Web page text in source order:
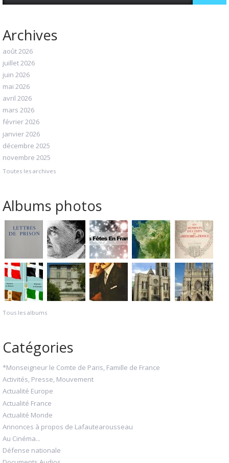
Archives
août 2026
juillet 2026
juin 2026
mai 2026
avril 2026
mars 2026
février 2026
janvier 2026
décembre 2025
novembre 2025
Toutes les archives
Albums photos
Tous les albums
Catégories
*Monseigneur le Comte de Paris, Famille de France
Activités, Presse, Mouvement
Actualité Europe
Actualité France
Actualité Monde
Annonces à propos de Lafautearousseau
Au Cinéma...
Défense nationale